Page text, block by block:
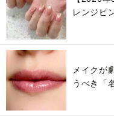
レンジピ
メイクが
うべき「